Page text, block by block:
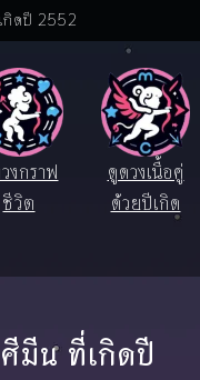
กิดปี 2552
งกราฟ
ชีวิต
ดูดวงเนื้อคู่
ด้วยปีเกิด
มีน ที่เกิดปี